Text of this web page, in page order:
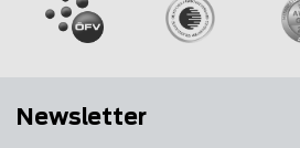
Newsletter